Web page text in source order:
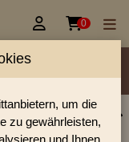
 0
facettiert
um die
zu gewährleisten,